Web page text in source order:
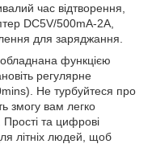
час відтворення,
DC5V/500mA-2A,
для заряджання.
функцією
регулярне
Не турбуйтеся про
змогу вам легко
Прості та цифрові
літніх людей, щоб